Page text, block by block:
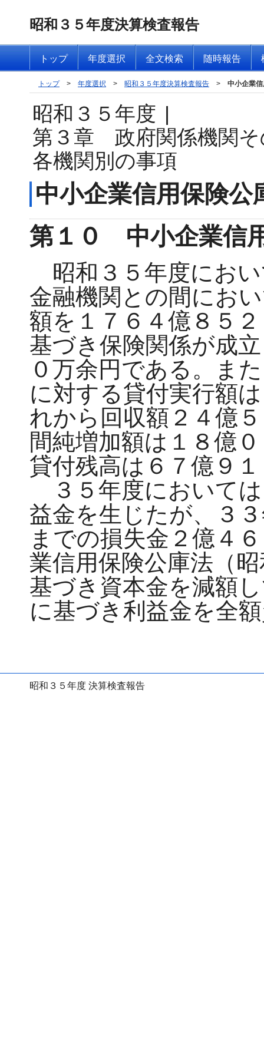
昭和３５年度決算検査報告
トップ 年度選択 全文検索 随時報告
トップ > 年度選択 > 昭和３５年度決算検査報告 > 中小企業
昭和３５年度 |
第３章 政府関係機関そ
各機関別の事項
中小企業信用保険公
第１０ 中小企業信
昭和３５年度にお
金融機関との間にお
額を１７６４億８５
基づき保険関係が成
０万余円である。ま
に対する貸付実行額
れから回収額２４億
間純増加額は１８億
貸付残高は６７億９
３５年度において
益金を生じたが、３
までの損失金２億４
業信用保険公庫法（
基づき資本金を減額
に基づき利益金を全
昭和３５年度 決算検査報告